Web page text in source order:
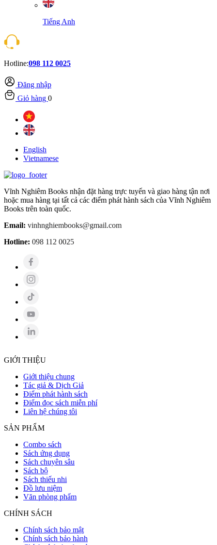
Tiếng Anh
Hotline:098 112 0025
Đăng nhập
Giỏ hàng 0
English
Vietnamese
Vĩnh Nghiêm Books nhận đặt hàng trực tuyến và giao hàng tận nơi
hoặc mua hàng tại tất cả các điểm phát hành sách của Vĩnh Nghiêm
Books trên toàn quốc.
Email: vinhnghiembooks@gmail.com
Hotline: 098 112 0025
GIỚI THIỆU
Giới thiệu chung
Tác giả & Dịch Giả
Điểm phát hành sách
Điểm đọc sách miễn phí
Liên hệ chúng tôi
SẢN PHẨM
Combo sách
Sách ứng dụng
Sách chuyên sâu
Sách bộ
Sách thiếu nhi
Đồ lưu niệm
Văn phòng phẩm
CHÍNH SÁCH
Chính sách bảo mật
Chính sách bảo hành